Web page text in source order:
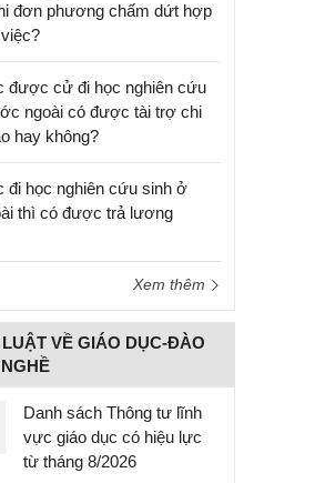
đơn phương chấm dứt hợp
được cử đi học nghiên cứu
ngoài có được tài trợ chi
hay không?
đi học nghiên cứu sinh ở
thì có được trả lương
Xem thêm
VỀ GIÁO DỤC-ĐÀO
Danh sách Thông tư lĩnh
vực giáo dục có hiệu lực
từ tháng 8/2026